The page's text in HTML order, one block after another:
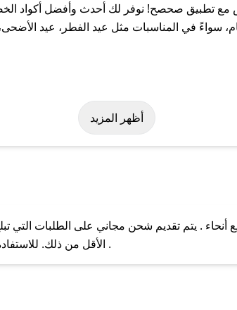
تطبيق صحصح! نوفر لك أحدث وأفضل أكواد
في المناسبات مثل عيد الفطر، عيد الأضحى،
خصم محمصة نقوش. وفي حال عدم توفر الكوبون،
دعم صحصح عبر الرسائل الخاصة على تويتر أو
أظهر المزيد
. يتم تقديم شحن مجاني على الطلبات التي
الأقل من ذلك. للاستفادة من خيار التوصيل السريع، يرجى تقديم طلبك قبل الساعة .